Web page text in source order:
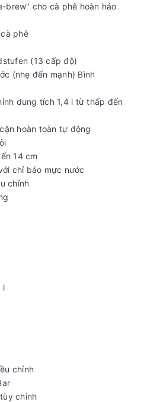
brew" cho cà phê hoàn hảo
phê
(13 cấp độ)
(nhẹ đến mạnh) Bình
dung tích 1,4 l từ thấp đến
hoàn toàn tự động
14 cm
chỉ báo mực nước
chỉnh
l
chỉnh
chỉnh